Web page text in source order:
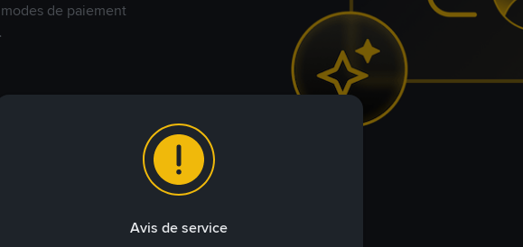
de paiement
votre prix. Achetez ou
commerciales pour
Avis de service